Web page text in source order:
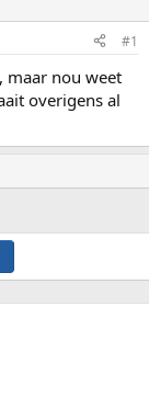
#1
maar nou weet
overigens al